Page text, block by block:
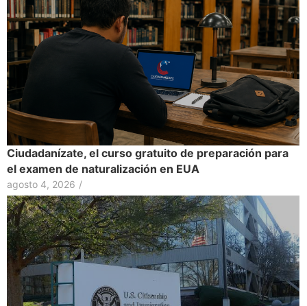
Ciudadanízate, el curso gratuito de preparación para
el examen de naturalización en EUA
agosto 4, 2026 /